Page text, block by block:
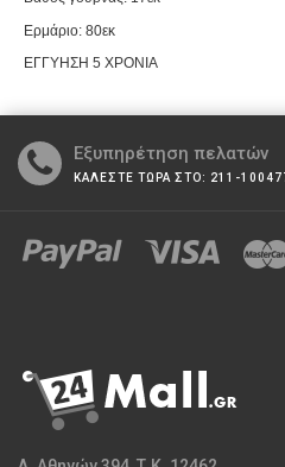
Ερμάριο: 80εκ
ΕΓΓΥΗΣΗ 5 ΧΡΟΝΙΑ
Εξυπηρέτηση πελατών
ΚΑΛΕΣΤΕ ΤΩΡΑ ΣΤΟ: 211-